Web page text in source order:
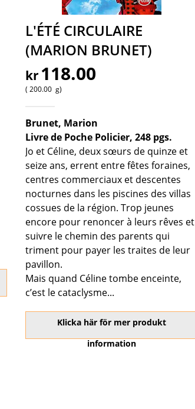
L'ÉTÉ CIRCULAIRE
(MARION BRUNET)
kr 118.00
200.00 g
Brunet, Marion
Livre de Poche Policier, 248 pgs.
Jo et Céline, deux sœurs de quinze et
seize ans, errent entre fêtes foraines,
centres commerciaux et descentes
nocturnes dans les piscines des villas
cossues de la région. Trop jeunes
encore pour renoncer à leurs rêves et
suivre le chemin des parents qui
triment pour payer les traites de leur
pavillon.
Mais quand Céline tombe enceinte,
c’est le cataclysme...
Klicka här för mer produkt
information